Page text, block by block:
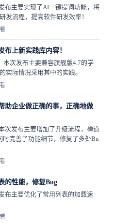
布主要实现了AI一键提词功能，将
发流程，提高软件研发效率！
布上新实践库内容！
本次发布主要兼容旗舰版4.7的学
实际情况采用其中的实践。
助企业做正确的事，正确地做
次发布主要增加了升级流程，禅道
完善了功能细节，修复了多处Bu
的性能，修复Bug
布主要优化了常用列表的加载速